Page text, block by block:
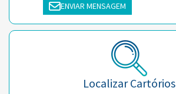
ENVIAR MENSAGEM
Localizar Cartórios